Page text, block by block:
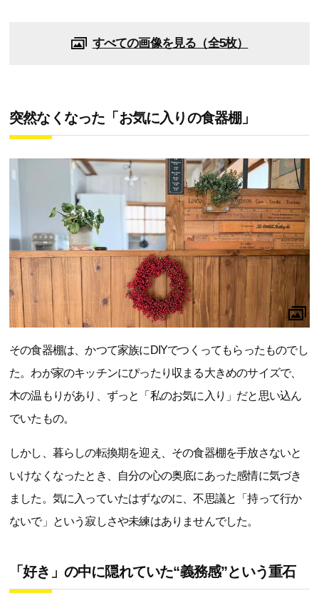
すべての画像を見る（全5枚）
突然なくなった「お気に入りの食器棚」
その食器棚は、かつて家族にDIYでつくってもらったものでし
た。わが家のキッチンにぴったり収まる大きめのサイズで、
木の温もりがあり、ずっと「私のお気に入り」だと思い込ん
でいたもの。
しかし、暮らしの転換期を迎え、その食器棚を手放さないと
いけなくなったとき、自分の心の奥底にあった感情に気づき
ました。気に入っていたはずなのに、不思議と「持って行か
ないで」という寂しさや未練はありませんでした。
「好き」の中に隠れていた“義務感”という重石